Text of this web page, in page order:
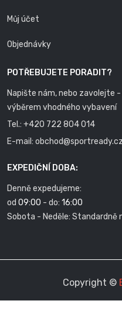
Můj účet
Objednávky
POTŘEBUJETE PORADIT?
Napište nám, nebo zavolejte
výběrem vhodného vybavení
Tel.: +420 722 804 014
E-mail: obchod@sportready.cz
EXPEDIČNÍ DOBA:
Denně expedujeme:
od 09:00 - do: 16:00
Sobota - Neděle: Standardně
Copyright ©